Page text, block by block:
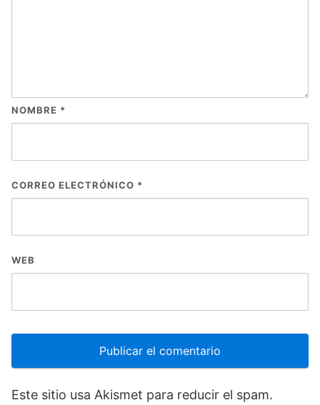
NOMBRE *
CORREO ELECTRÓNICO *
WEB
Este sitio usa Akismet para reducir el spam.